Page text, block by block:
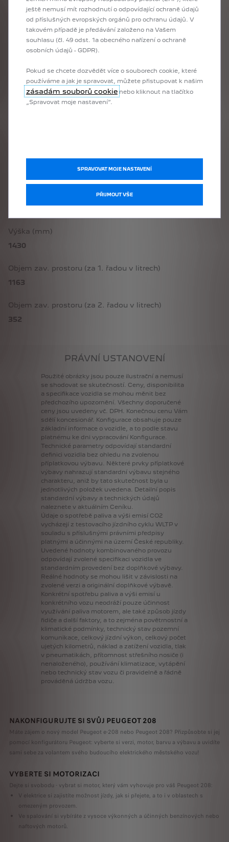
Objem nádrže v litrech
Rozměry vozu
Délka (mm)
Výška (mm)
1430
Objem zav. prostoru (za 1. řadou v litrech)
1163
Objem zav. prostoru (za 2. řadou v litrech)
352
PRÁVNÍ USTANOVENÍ
Použité obrázky jsou pouze ilustrační a nemusí
se shodovat se skutečností. Ceny, disponibilita
a specifikace vozidla se mohou měnit bez
předchozího upozornění. Všechny doporučené
ceny jsou uvedeny vč. DPH. Konečnou cenu Vám
sdělí koncesionář. Konfigurace obsahuje pouze
základní informace o vozidle, a to podle stavu
platnému ke dni vypracování Konfigurace.
Technické parametry odpovídají standardní
definici vozidla bez ohledu na zvolenou
příplatkovou výbavu. Některé prvky příplatkové
výbavy nahrazují standardní výbavu stejného
charakteru, aniž by tato skutečnost byla u
jednotlivých položek uvedena. Detailní popis
standardní výbavy a technických údajů
naleznete v aktuálním Ceníku.
Údaje o spotřebě paliva a výši emisí CO2
vycházejí z testovacího jízdního cyklu WLTP v
souladu s příslušnými právními předpisy
platnými a účinnými na území České republiky.
Uvedené hodnoty kombinovaného provozu
odpovídají zvolené specifikaci vozidla ve
standardním provedení bez doplňkové výbavy.
Reálné hodnoty se mohou lišit v závislosti na
zvolené verzi a originální doplňkové výbavě.
Konkrétní spotřebu paliva a výši emisí u
konkrétního vozu neodráží pouze účinnost
využívání paliva motorem, ale také způsob jízdy
řidiče a další faktory, a to zejména povětrnostní a
klimatické podmínky, technický stav pozemní
komunikace, celkový jízdní výkon, celkový počet
ujetých kilometrů, náklad a zatížení vozidla, tlak
v pneumatikách, přítomnost střešního nosiče (i
nenaloženého), používání klimatizace, vytápění
nebo technický stav vozu či pravidelně a řádně
prováděná údržba vozu.
NAKONFIGURUJTE SI SVŮJ PEUGEOT 208
Máte zájem o nový model Peugeot e-208 nebo Peugeot 208? Přizpůsobte si jej
pomocí konfigurátoru Peugeot: vyberte si verzi, motor, barvu a výbavu a uvidíte
sami sebe za volantem svého budoucího elektrického městského vozu!
VYBERTE SI MOTORIZACI
Dejte si svobodu - vybrat si motor, který vám vyhovuje pro váš Peugeot 208:
V elektrice si zajistíte možnost jízdy, jak si přejete, a to i v oblastech s
omezeným provozem.
Ve spalování si vybíráte z vysoce výkonných a účinných benzínových nebo
naftových motorů.
ještě nemusí mít rozhodnutí o odpovídající ochraně údajů
od příslušných evropských orgánů pro ochranu údajů. V
takovém případě je předávání založeno na Vašem
souhlasu (čl. 49 odst. 1a obecného nařízení o ochraně
osobních údajů - GDPR).
Pokud se chcete dozvědět více o souborech cookie, které
používáme a jak je spravovat, můžete přistupovat k našim
zásadám souborů cookie nebo kliknout na tlačítko
„Spravovat moje nastavení“.
SPRAVOVAT MOJE NASTAVENÍ
PŘIJMOUT VŠE